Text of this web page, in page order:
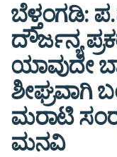
ಬೆಳ್ತಂಗಡಿ:
ದೌರ್ಜನ್ಯ
ಯಾವುದೇ
ಶೀಘ್ರವಾಗಿ
ಮರಾಟಿ
ಮನವಿ